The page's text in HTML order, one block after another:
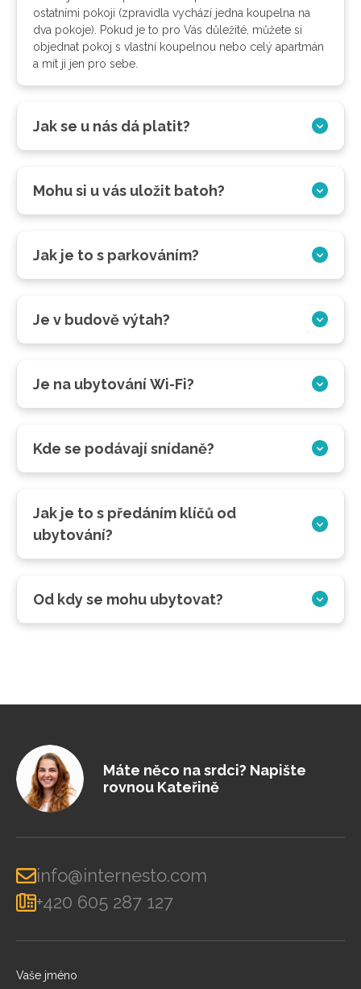
ostatními pokoji (zpravidla vychází jedna koupelna na
dva pokoje). Pokud je to pro Vás důležité, můžete si
objednat pokoj s vlastní koupelnou nebo celý apartmán
a mít ji jen pro sebe.
Jak se u nás dá platit?
Mohu si u vás uložit batoh?
Jak je to s parkováním?
Je v budově výtah?
Je na ubytování Wi-Fi?
Kde se podávají snídaně?
Jak je to s předáním klíčů od
ubytování?
Od kdy se mohu ubytovat?
Máte něco na srdci? Napište
rovnou Kateřině
info@internesto.com
+420 605 287 127
Vaše jméno